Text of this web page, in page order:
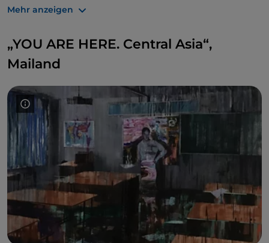
Mondes auf einem Fernsehbildschirm betrachtet)
Videowerke und Installationen zeitgenössischer
koreanischer Künstler sowie wertvolle
traditionelle Artefakte aus verschiedenen
italienischen und ausländischen Museen.
Gebührenpflichtiger Eintritt, bis zum
23. März 2025
Mehr anzeigen
„YOU ARE HERE. Central Asia“,
Mailand